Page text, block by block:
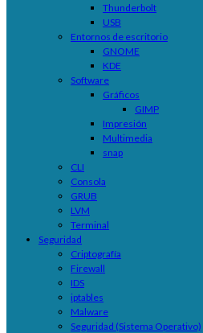
Thunderbolt
USB
Entornos de escritorio
GNOME
KDE
Software
Gráficos
GIMP
Impresión
Multimedia
snap
CLI
Consola
GRUB
LVM
Terminal
Seguridad
Criptografía
Firewall
IDS
iptables
Malware
Seguridad (Sistema Operativo)